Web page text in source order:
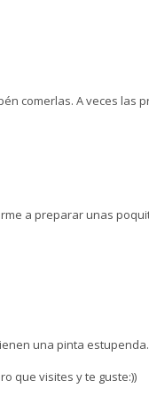
comerlas. A veces
a preparar unas
una pinta
que visites y te guste:))